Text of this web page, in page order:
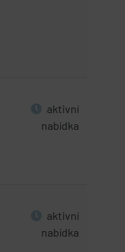
aktivní
nabídka
aktivní
nabídka